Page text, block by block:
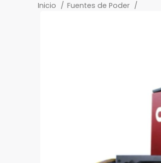
Inicio Fuentes de Poder